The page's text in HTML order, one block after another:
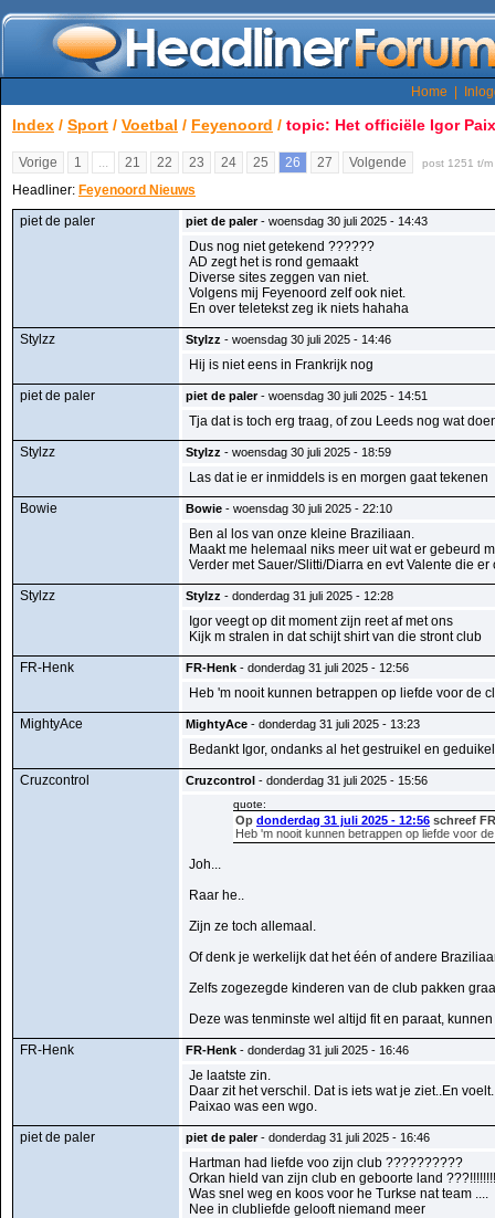
Home
Index / Sport / Voetbal / Feyenoord / topic: Het officiële Igor
Vorige 1 ... 21 22 23 24 25 26 27 Volgende post 1251 t/
Headliner: Feyenoord Nieuws
piet de paler
piet de paler- woensdag 30 juli 2025 - 14:43
Dus nog niet getekend ??????
AD zegt het is rond gemaakt
Diverse sites zeggen van niet.
Volgens mij Feyenoord zelf ook niet.
En over teletekst zeg ik niets hahaha
Stylzz
Stylzz - woensdag 30 juli 2025 - 14:46
Hij is niet eens in Frankrijk nog
piet de paler
piet de paler- woensdag 30 juli 2025 - 14:51
Tja dat is toch erg traag, of zou Leeds nog wat
Stylzz
Stylzz - woensdag 30 juli 2025 - 18:59
Las dat ie er inmiddels is en morgen gaat tekenen
Bowie
Bowie - woensdag 30 juli 2025 - 22:10
Ben al los van onze kleine Braziliaan.
Maakt me helemaal niks meer uit wat er gebeurd
Verder met Sauer/Slitti/Diarra en evt Valente die er
Stylzz
Stylzz - donderdag 31 juli 2025 - 12:28
Igor veegt op dit moment zijn reet af met ons
Kijk m stralen in dat schijt shirt van die stront club
FR-Henk
FR-Henk - donderdag 31 juli 2025 - 12:56
Heb 'm nooit kunnen betrappen op liefde voor de
MightyAce
MightyAce - donderdag 31 juli 2025 - 13:23
Bedankt Igor, ondanks al het gestruikel en
Cruzcontrol
Cruzcontrol - donderdag 31 juli 2025 - 15:56
quote:
Op donderdag 31 juli 2025 - 12:56 schreef
Heb 'm nooit kunnen betrappen op liefde voor
Joh...
Raar he..
Zijn ze toch allemaal.
Of denk je werkelijk dat het één of andere
Zelfs zogezegde kinderen van de club pakken
Deze was tenminste wel altijd fit en paraat,
FR-Henk
FR-Henk - donderdag 31 juli 2025 - 16:46
Je laatste zin.
Daar zit het verschil. Dat is iets wat je ziet..En voelt.
Paixao was een wgo.
piet de paler
piet de paler- donderdag 31 juli 2025 - 16:46
Hartman had liefde voo zijn club ??????????
Orkan hield van zijn club en geboorte land
Was snel weg en koos voor he Turkse nat team ....
Nee in clubliefde gelooft niemand meer